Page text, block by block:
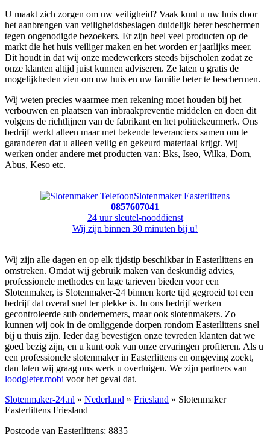
U maakt zich zorgen om uw veiligheid? Vaak kunt u uw huis door
het aanbrengen van veiligheidsbeslagen duidelijk beter beschermen
tegen ongenodigde bezoekers. Er zijn heel veel producten op de
markt die het huis veiliger maken en het worden er jaarlijks meer.
Dit houdt in dat wij onze medewerkers steeds bijscholen zodat ze
onze klanten altijd juist kunnen adviseren. Ze laten u gratis de
mogelijkheden zien om uw huis en uw familie beter te beschermen.
Wij weten precies waarmee men rekening moet houden bij het
verbouwen en plaatsen van inbraakpreventie middelen en doen dit
volgens de richtlijnen van de fabrikant en het politiekeurmerk. Ons
bedrijf werkt alleen maar met bekende leveranciers samen om te
garanderen dat u alleen veilig en gekeurd materiaal krijgt. Wij
werken onder andere met producten van: Bks, Iseo, Wilka, Dom,
Abus, Keso etc.
Slotenmaker Easterlittens
0857607041
24 uur sleutel-nooddienst
Wij zijn binnen 30 minuten bij u!
Wij zijn alle dagen en op elk tijdstip beschikbar in Easterlittens en
omstreken. Omdat wij gebruik maken van deskundig advies,
professionele methodes en lage tarieven bieden voor een
Slotenmaker, is Slotenmaker-24 binnen korte tijd gegroeid tot een
bedrijf dat overal snel ter plekke is. In ons bedrijf werken
gecontroleerde sub ondernemers, maar ook slotenmakers. Zo
kunnen wij ook in de omliggende dorpen rondom Easterlittens snel
bij u thuis zijn. Ieder dag bevestigen onze tevreden klanten dat we
goed bezig zijn, en u kunt ook van onze ervaringen profiteren. Als u
een professionele slotenmaker in Easterlittens en omgeving zoekt,
dan laten wij graag ons werk u overtuigen. We zijn partners van
loodgieter.mobi voor het geval dat.
Slotenmaker-24.nl » Nederland » Friesland » Slotenmaker
Easterlittens Friesland
Postcode van Easterlittens: 8835